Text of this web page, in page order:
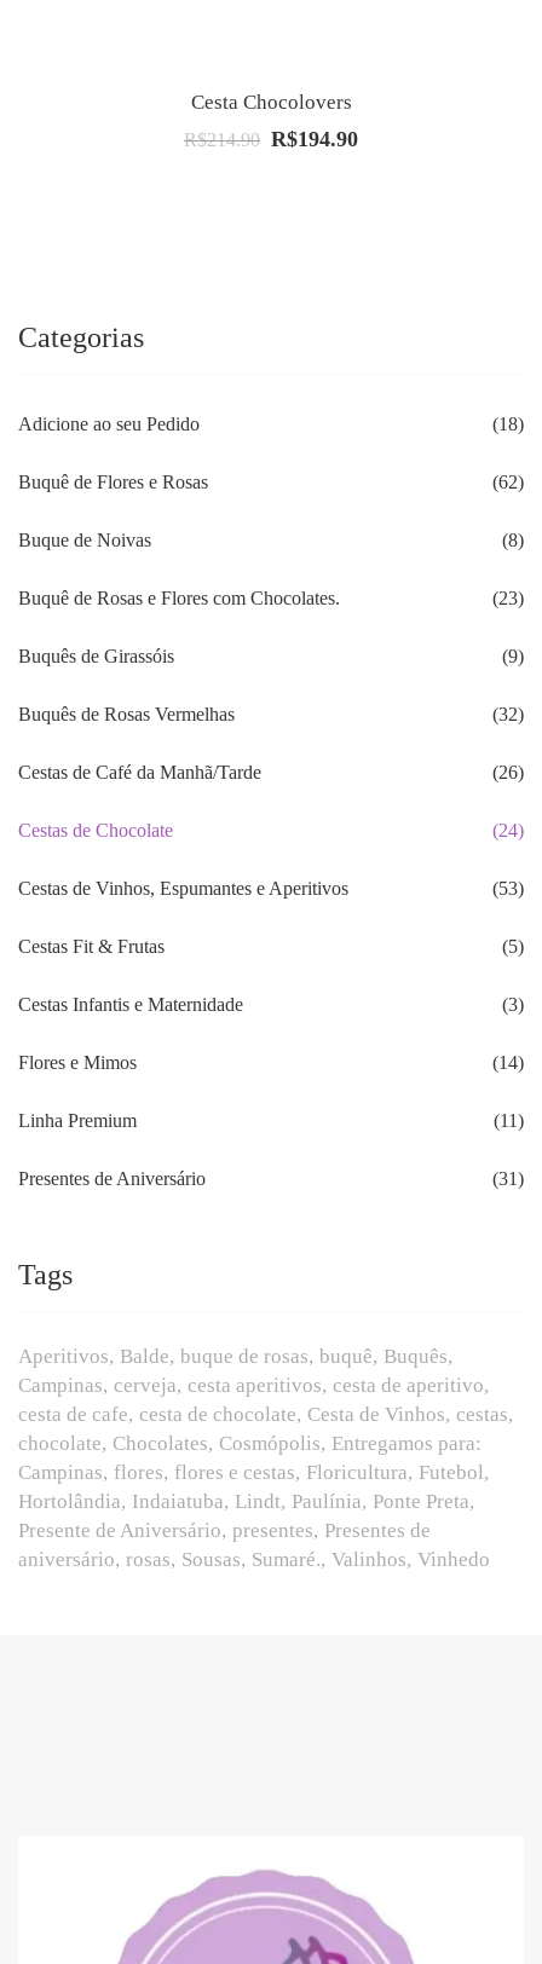
Cesta Chocolovers
R$214.90 O
R$194.90O
Categorias
Adicione ao seu Pedido (18)
Buquê de Flores e Rosas (62)
Buque de Noivas (8)
Buquê de Rosas e Flores com Chocolates. (23)
Buquês de Girassóis (9)
Buquês de Rosas Vermelhas (32)
Cestas de Café da Manhã/Tarde (26)
Cestas de Chocolate (24)
Cestas de Vinhos, Espumantes e Aperitivos (53)
Cestas Fit & Frutas (5)
Cestas Infantis e Maternidade (3)
Flores e Mimos (14)
Linha Premium (11)
Presentes de Aniversário (31)
Tags
Aperitivos Balde buque de rosas buquê Buquês
Campinas cerveja cesta aperitivos cesta de aperitivo
cesta de cafe cesta de chocolate Cesta de Vinhos cestas
chocolate Chocolates Cosmópolis Entregamos para:
Campinas flores flores e cestas Floricultura Futebol
Hortolândia Indaiatuba Lindt Paulínia Ponte Preta
Presente de Aniversário presentes Presentes de
aniversário rosas Sousas Sumaré. Valinhos Vinhedo